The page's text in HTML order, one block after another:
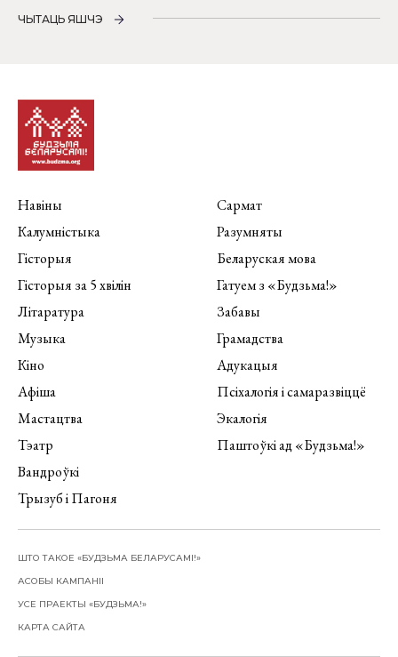
ЧЫТАЦЬ ЯШЧЭ
Навіны
Калумністыка
Гісторыя
Гісторыя за 5 хвілін
Літаратура
Музыка
Кіно
Афіша
Мастацтва
Тэатр
Вандроўкі
Трызуб і Пагоня
Сармат
Разумняты
Беларуская мова
Гатуем з «Будзьма!»
Забавы
Грамадства
Адукацыя
Псіхалогія і самаразвіццё
Экалогія
Паштоўкі ад «Будзьма!»
ШТО ТАКОЕ «БУДЗЬМА БЕЛАРУСАМІ!»
АСОБЫ КАМПАНІІ
УСЕ ПРАЕКТЫ «БУДЗЬМА!»
КАРТА САЙТА